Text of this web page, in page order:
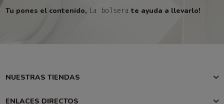
Tu pones el contenido, La bolsera te ayuda a llevarlo!
NUESTRAS TIENDAS
ENLACES DIRECTOS